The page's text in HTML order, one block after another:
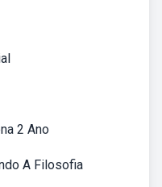
2 Ano
A Filosofia